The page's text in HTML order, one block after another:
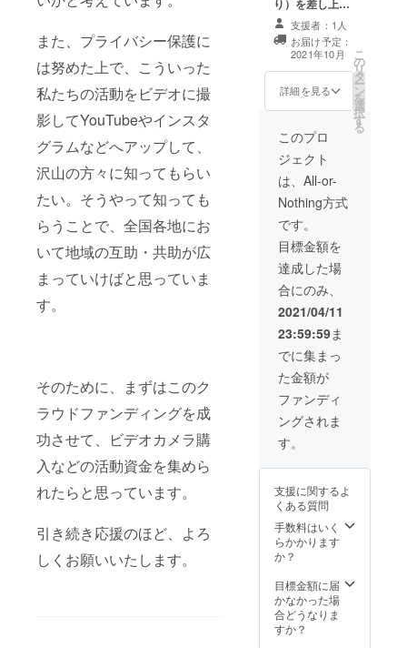
また、プライバシー保護に
は努めた上で、こういった
私たちの活動をビデオに撮
影してYouTubeやインスタ
グラムなどへアップして、
沢山の方々に知ってもらい
たい。そうやって知っても
らうことで、全国各地にお
いて地域の互助・共助が広
まっていけばと思っていま
す。
そのために、まずはこのク
ラウドファンディングを成
功させて、ビデオカメラ購
入などの活動資金を集めら
れたらと思っています。
引き続き応援のほど、よろ
しくお願いいたします。
お洒落
に学べ
る！
PDF
データ
送信い
たしま
す。
り）を差し上げ
ます！！ NPO法
人Re Stepの私
たちが実際に介
護予防（運動プ
ログラム）の指
導・提供を行い
ます！！ （福山
限定、先着 １か
所まで） 派遣人
数：２名（いず
れも理学療法士
もしくは作業療
法士の有資格
者）
※理事長または副
理事長は必ず参
加します！ 実施
時間：１時間３
０分程度（準
備、片付け等含
３～２０名まで
会場について
は、ご相談くだ
さい。Re Step
で用意すること
も可能です。
（会場費につい
てはご負担くだ
さいますようよ
ろしくお願いい
たします。） 運
動で使用するた
め、キャスター
の付いていない
腰掛椅子は人数
分ご用意くださ
策について ・参
加者同士が２m
以上離れられる
距離で行いま
支援者：1人
お届け予定：
2021年10月
詳細を見る
こ
の
リ
タ
ー
ン
を
選
択
す
る
このプロ
ジェクト
は、All-or-
Nothing方式
です。
目標金額を
達成した場
合にのみ、
2021/04/11
23:59:59ま
でに集まっ
た金額が
ファンディ
ングされま
す。
支援に関するよ
くある質問
手数料はいく
らかかります
か？
目標金額に届
かなかった場
合どうなりま
すか？